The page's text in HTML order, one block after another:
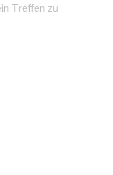
Treffen zu